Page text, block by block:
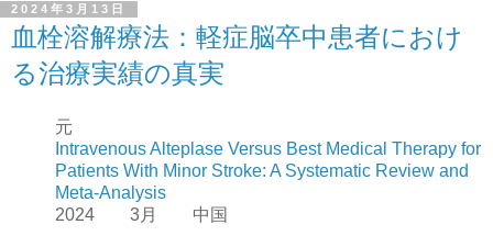
2024年3月13日
血栓溶解療法：軽症脳卒中患者におけ
る治療実績の真実
元
Intravenous Alteplase Versus Best Medical Therapy for
Patients With Minor Stroke: A Systematic Review and
Meta-Analysis
2024 3月 中国